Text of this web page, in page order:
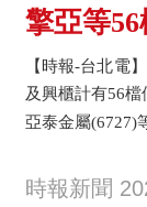
擎亞等56
【時報-台北電
及興櫃計有56
亞泰金屬(6727)
時報新聞